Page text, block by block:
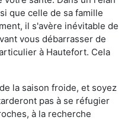
que celle de sa famille
il s'avère inévitable de
vous débarrasser de
à Hautefort. Cela
la saison froide, et soyez
pas à se réfugier
à la recherche